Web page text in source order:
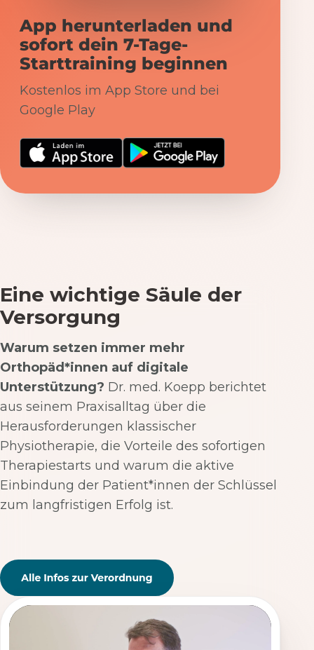
App herunterladen und
sofort dein 7-Tage-
Starttraining beginnen
Kostenlos im App Store und bei
Google Play
Eine wichtige Säule der
Versorgung
Warum setzen immer mehr
Orthopäd*innen auf digitale
Unterstützung? Dr. med. Koepp berichtet
aus seinem Praxisalltag über die
Herausforderungen klassischer
Physiotherapie, die Vorteile des sofortigen
Therapiestarts und warum die aktive
Einbindung der Patient*innen der Schlüssel
zum langfristigen Erfolg ist.